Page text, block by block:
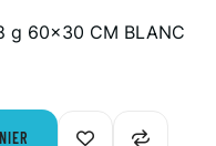
g 60x30 CM BLANC